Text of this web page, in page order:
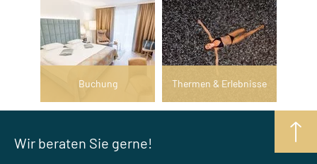
Buchung Thermen & Erlebnisse
Wir beraten Sie gerne!